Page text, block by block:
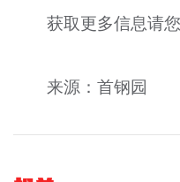
获取更多信息请
来源：首钢园